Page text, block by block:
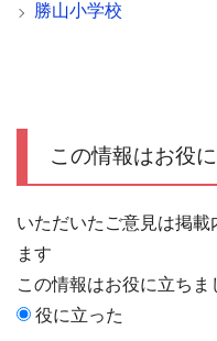
勝山小学校
この情報はお役
いただいたご意見は掲
ます
この情報はお役に立ちま
役に立った